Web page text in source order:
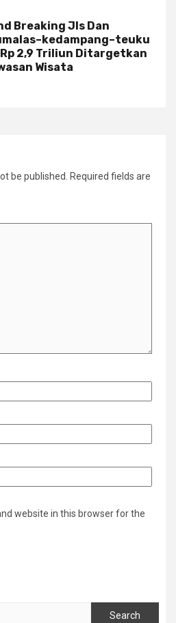
Breaking Jls Dan
2,9 Triliun Ditargetkan
Wisata
be published.
Required fields are
website in this browser for the